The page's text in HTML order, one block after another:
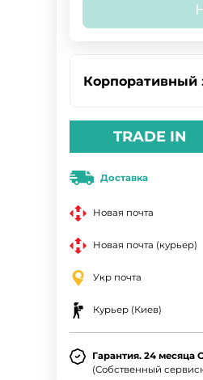
Корпоративный
TRADE IN
Доставка
Новая почта
Новая почта (курьер)
Укр почта
Курьер (Киев)
Гарантия. 24 месяца
(Собственный